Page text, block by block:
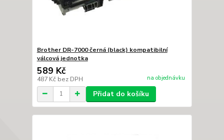
Brother DR-7000 černá (black) kompatibilní
válcová jednotka
589 Kč
487 Kč bez DPH na objednávku
Přidat do košíku